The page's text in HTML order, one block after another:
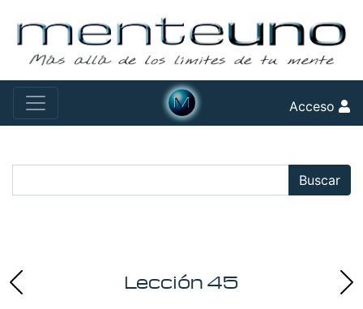
Acceso
Buscar
Lección 45